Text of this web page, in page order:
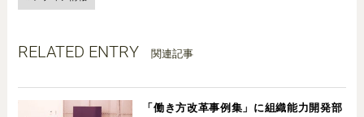
RELATED ENTRY 関連記事
「働き方改革事例集」に組織能力開発部